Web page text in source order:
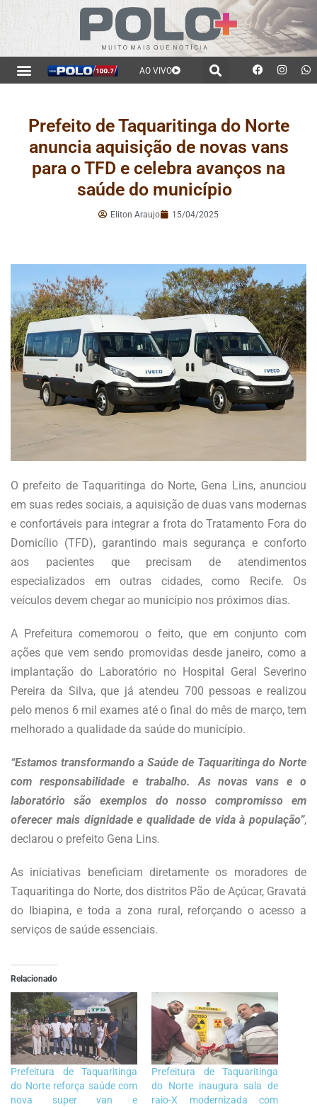
AO VIVO
Prefeito de Taquaritinga do Norte
anuncia aquisição de novas vans
para o TFD e celebra avanços na
saúde do município
Eliton Araujo 15/04/2025
O prefeito de Taquaritinga do Norte, Gena Lins, anunciou
em suas redes sociais, a aquisição de duas vans modernas
e confortáveis para integrar a frota do Tratamento Fora do
Domicílio (TFD), garantindo mais segurança e conforto
aos pacientes que precisam de atendimentos
especializados em outras cidades, como Recife. Os
veículos devem chegar ao município nos próximos dias.
A Prefeitura comemorou o feito, que em conjunto com
ações que vem sendo promovidas desde janeiro, como a
implantação do Laboratório no Hospital Geral Severino
Pereira da Silva, que já atendeu 700 pessoas e realizou
pelo menos 6 mil exames até o final do mês de março, tem
melhorado a qualidade da saúde do município.
“Estamos transformando a Saúde de Taquaritinga do Norte
com responsabilidade e trabalho. As novas vans e o
laboratório são exemplos do nosso compromisso em
oferecer mais dignidade e qualidade de vida à população”,
declarou o prefeito Gena Lins.
As iniciativas beneficiam diretamente os moradores de
Taquaritinga do Norte, dos distritos Pão de Açúcar, Gravatá
do Ibiapina, e toda a zona rural, reforçando o acesso a
serviços de saúde essenciais.
Relacionado
Prefeitura de Taquaritinga
do Norte reforça saúde com
nova super van e
Prefeitura de Taquaritinga
do Norte inaugura sala de
raio-X modernizada com